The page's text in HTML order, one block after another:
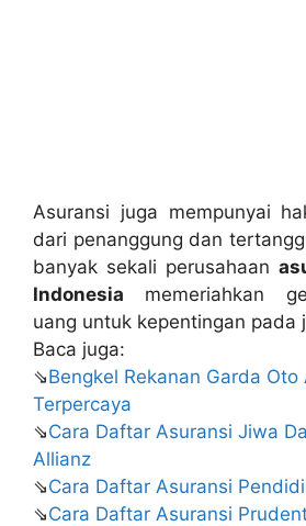
Asuransi juga mempunyai
dari penanggung dan
banyak sekali perusahaan
Indonesia memeriahkan
uang untuk kepentingan pada
Baca juga:
⇘Bengkel Rekanan Garda
Terpercaya
⇘Cara Daftar Asuransi Jiwa
Allianz
⇘Cara Daftar Asuransi
⇘Cara Daftar Asuransi